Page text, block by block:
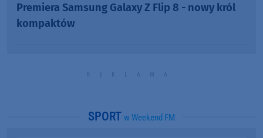
Premiera Samsung Galaxy Z Flip 8 - nowy król
kompaktów
SPORT w Weekend FM